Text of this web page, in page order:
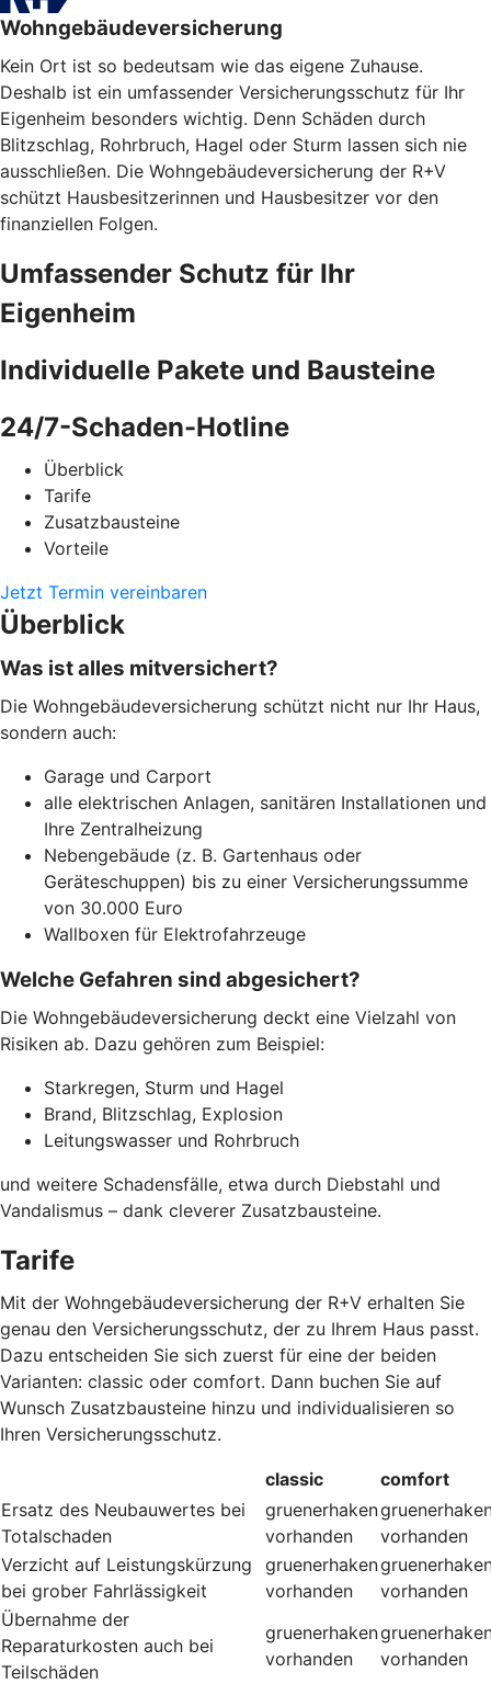
Wohngebäudeversicherung
Kein Ort ist so bedeutsam wie das eigene Zuhause.
Deshalb ist ein umfassender Versicherungsschutz für Ihr
Eigenheim besonders wichtig. Denn Schäden durch
Blitzschlag, Rohrbruch, Hagel oder Sturm lassen sich nie
ausschließen. Die Wohngebäudeversicherung der R+V
schützt Hausbesitzerinnen und Hausbesitzer vor den
finanziellen Folgen.
Umfassender Schutz für Ihr
Eigenheim
Individuelle Pakete und Bausteine
24/7-Schaden-Hotline
Überblick
Tarife
Zusatzbausteine
Vorteile
Jetzt Termin vereinbaren
Überblick
Was ist alles mitversichert?
Die Wohngebäudeversicherung schützt nicht nur Ihr Haus,
sondern auch:
Garage und Carport
alle elektrischen Anlagen, sanitären Installationen und
Ihre Zentralheizung
Nebengebäude (z. B. Gartenhaus oder
Geräteschuppen) bis zu einer Versicherungssumme
von 30.000 Euro
Wallboxen für Elektrofahrzeuge
Welche Gefahren sind abgesichert?
Die Wohngebäudeversicherung deckt eine Vielzahl von
Risiken ab. Dazu gehören zum Beispiel:
Starkregen, Sturm und Hagel
Brand, Blitzschlag, Explosion
Leitungswasser und Rohrbruch
und weitere Schadensfälle, etwa durch Diebstahl und
Vandalismus – dank cleverer Zusatzbausteine.
Tarife
Mit der Wohngebäudeversicherung der R+V erhalten Sie
genau den Versicherungsschutz, der zu Ihrem Haus passt.
Dazu entscheiden Sie sich zuerst für eine der beiden
Varianten: classic oder comfort. Dann buchen Sie auf
Wunsch Zusatzbausteine hinzu und individualisieren so
Ihren Versicherungsschutz.
classic
comfort
Ersatz des Neubauwertes bei
Totalschaden
gruenerhaken
vorhanden
vorhanden
Verzicht auf Leistungskürzung
bei grober Fahrlässigkeit
gruenerhaken
vorhanden
vorhanden
Übernahme der
Reparaturkosten auch bei
Teilschäden
gruenerhaken
vorhanden
vorhanden